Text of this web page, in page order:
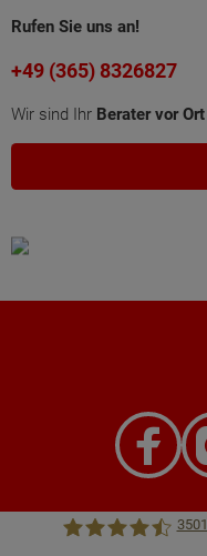
Rufen Sie uns an!
+49 (365) 8326827
Wir sind Ihr Berater vor Ort
3501